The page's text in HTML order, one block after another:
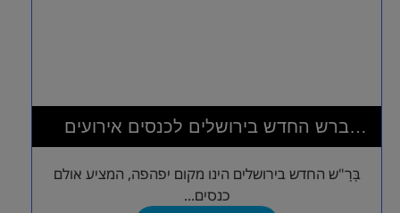
ברש החדש בירושלים לכנסים אירועים
השתלמויות וסדנאות
בָּרָ"ש החדש בירושלים הינו מקום יפהפה, המציע אולם
כנסים...